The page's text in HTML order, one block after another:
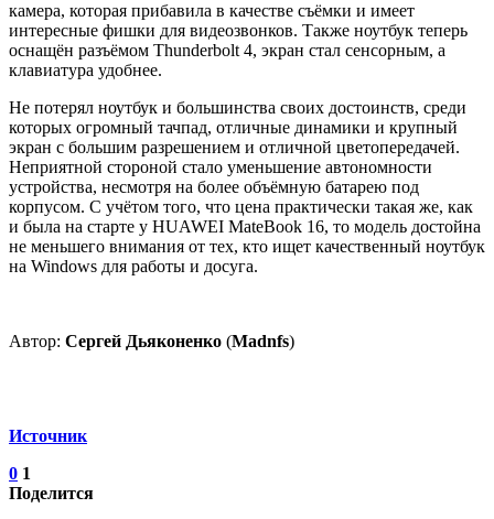
камера, которая прибавила в качестве съёмки и имеет
интересные фишки для видеозвонков. Также ноутбук теперь
оснащён разъёмом Thunderbolt 4, экран стал сенсорным, а
клавиатура удобнее.
Не потерял ноутбук и большинства своих достоинств, среди
которых огромный тачпад, отличные динамики и крупный
экран с большим разрешением и отличной цветопередачей.
Неприятной стороной стало уменьшение автономности
устройства, несмотря на более объёмную батарею под
корпусом. С учётом того, что цена практически такая же, как
и была на старте у HUAWEI MateBook 16, то модель достойна
не меньшего внимания от тех, кто ищет качественный ноутбук
на Windows для работы и досуга.
Автор: Сергей Дьяконенко (Madnfs)
Источник
0 1
Поделится